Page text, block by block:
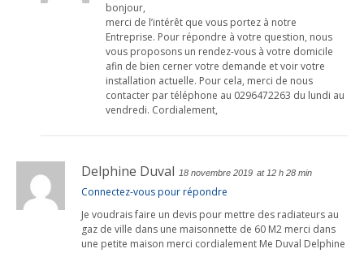
bonjour,
merci de l’intérêt que vous portez à notre
Entreprise. Pour répondre à votre question, nous
vous proposons un rendez-vous à votre domicile
afin de bien cerner votre demande et voir votre
installation actuelle. Pour cela, merci de nous
contacter par téléphone au 0296472263 du lundi au
vendredi. Cordialement,
Delphine Duval 18 novembre 2019 at 12 h 28 min
Connectez-vous pour répondre
Je voudrais faire un devis pour mettre des radiateurs au
gaz de ville dans une maisonnette de 60 M2 merci dans
une petite maison merci cordialement Me Duval Delphine